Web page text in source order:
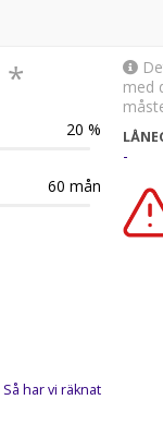
*
20 %
60 mån
Så har vi räknat
med
-